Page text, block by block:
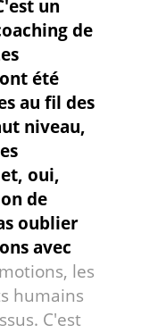
un
de
été
au fil des
niveau,
oui,
de
oublier
avec
les
humains
C'est